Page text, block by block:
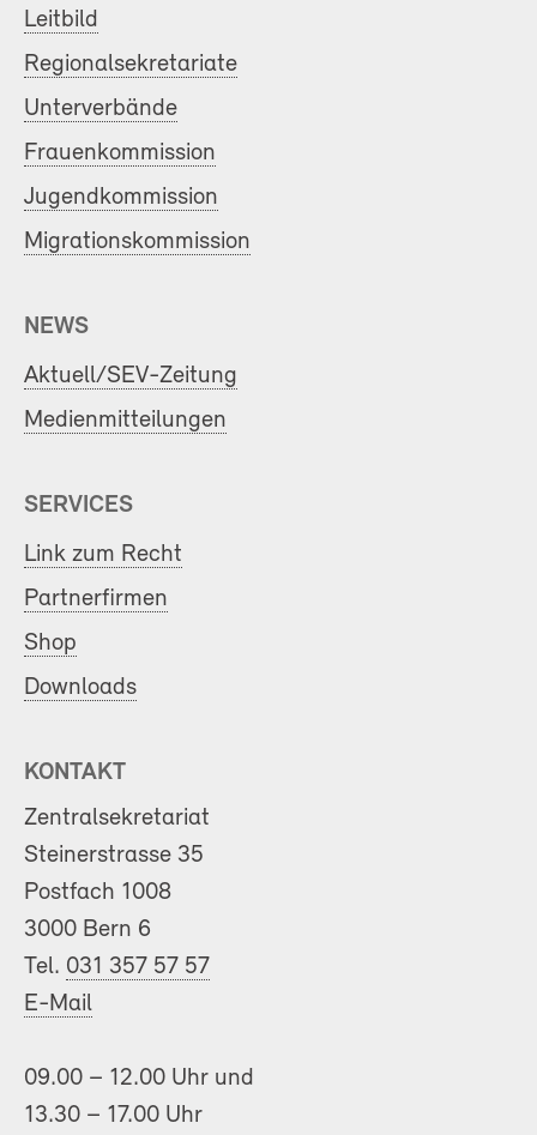
Leitbild
Regionalsekretariate
Unterverbände
Frauenkommission
Jugendkommission
Migrationskommission
NEWS
Aktuell/SEV-Zeitung
Medienmitteilungen
SERVICES
Link zum Recht
Partnerfirmen
Shop
Downloads
KONTAKT
Zentralsekretariat
Steinerstrasse 35
Postfach 1008
3000 Bern 6
Tel. 031 357 57 57
E-Mail
09.00 – 12.00 Uhr und
13.30 – 17.00 Uhr